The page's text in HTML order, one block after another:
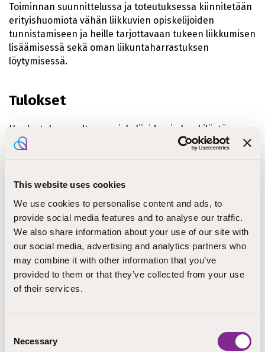
This website uses cookies
We use cookies to personalise content and ads, to
provide social media features and to analyse our traffic.
We also share information about your use of our site with
our social media, advertising and analytics partners who
may combine it with other information that you’ve
provided to them or that they’ve collected from your use
of their services.
Selection
Necessary
Toiminnan suunnittelussa ja toteutuksessa kiinnitetään
erityishuomiota vähän liikkuvien opiskelijoiden
tunnistamiseen ja heille tarjottavaan tukeen liikkumisen
lisäämisessä sekä oman liikuntaharrastuksen
löytymisessä.
Tulokset
Hanke tukee osaltaan opiskelijoiden ja henkilöstön
hyvinvointia mahdollistamalla arkiliikuntaa osana koulu-
Etelä-Suomen aluehallintovirasto
Lisätietoja
Helena Markkanen, hankepäällikkö
sosiaalisessa mediassa!